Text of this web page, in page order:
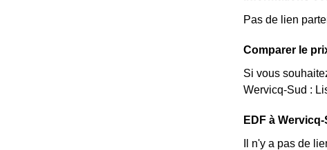
Pas de lien
Comparer le
Si vous
Wervicq-Sud :
EDF à
Il n'y a pas de